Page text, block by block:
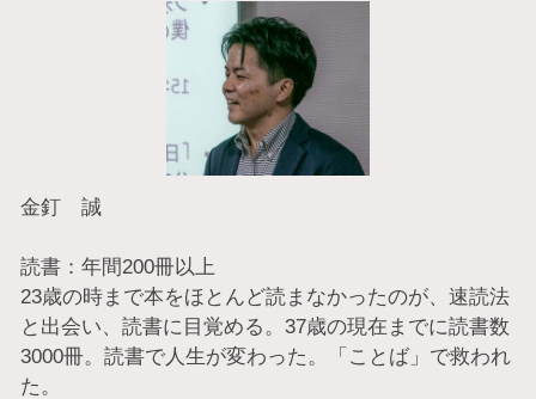
金釘 誠
読書：年間200冊以上
23歳の時まで本をほとんど読まなかったのが、速読法
と出会い、読書に目覚める。37歳の現在までに読書数
3000冊。読書で人生が変わった。「ことば」で救われ
た。